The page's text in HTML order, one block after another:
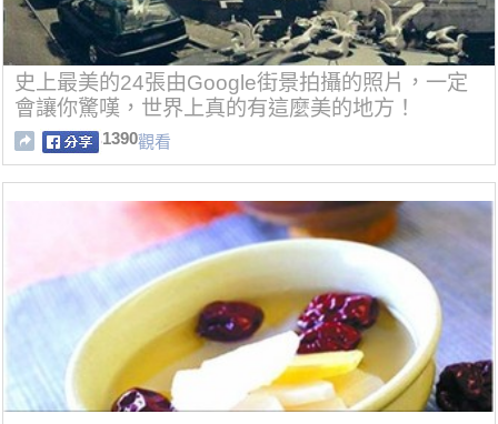
史上最美的24張由Google街景拍攝的照片，一定
會讓你驚嘆，世界上真的有這麼美的地方！
1390觀看